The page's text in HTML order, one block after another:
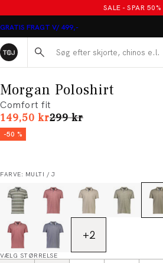
SALE - SPAR 50%
GRATIS FRAGT V/ 499,-
Søg her...
Morgan Poloshirt
Comfort fit
149,50 krI alt (uden rabat)
299 kr
-50 %
FARVE: MULTI / J
+2
VÆLG STØRRELSE